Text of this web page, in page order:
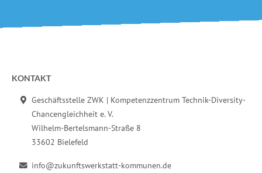
Fußbereich der Seite
KONTAKT
Geschäftsstelle ZWK | Kompetenzzentrum Technik-Diversity-
Chancengleichheit e. V.
Wilhelm-Bertelsmann-Straße 8
33602 Bielefeld
info@zukunftswerkstatt-kommunen.de